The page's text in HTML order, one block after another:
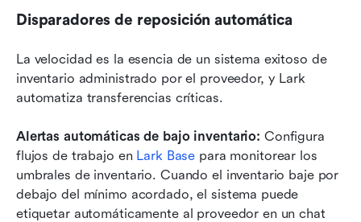
Disparadores de reposición automática
La velocidad es la esencia de un sistema exitoso de
inventario administrado por el proveedor, y Lark
automatiza transferencias críticas.
Alertas automáticas de bajo inventario: Configura
flujos de trabajo en Lark Base para monitorear los
umbrales de inventario. Cuando el inventario baje por
debajo del mínimo acordado, el sistema puede
etiquetar automáticamente al proveedor en un chat